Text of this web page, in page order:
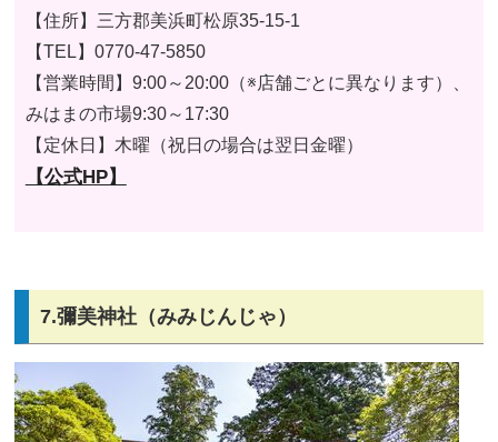
【住所】 三方郡美浜町松原35-15-1
【TEL】 0770-47-5850
【営業時間】9:00～20:00（※店舗ごとに異なります）、
みはまの市場9:30～17:30
【定休日】 木曜（祝日の場合は翌日金曜）
【公式HP】
7.彌美神社（みみじんじゃ）